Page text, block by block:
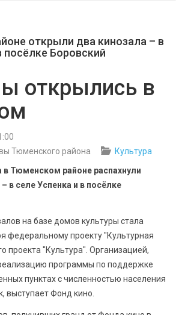
открыли два кинозала – в
посёлке Боровский
открылись в
Тюменского района
Культура
в Тюменском районе распахнули
в селе Успенка и в посёлке
на базе домов культуры стала
федеральному проекту "Культурная
проекта "Культура". Организацией,
программы по поддержке
пунктах с численностью населения
выступает Фонд кино.